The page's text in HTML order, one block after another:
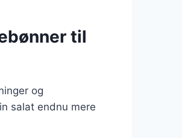
til
og
salat endnu mere